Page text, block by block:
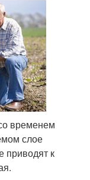
временем
слое
приводят к